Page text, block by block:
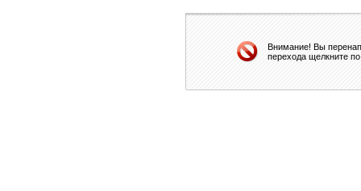
Внимание! Вы
перехода щелкните